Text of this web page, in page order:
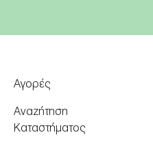
Αγορές
Αναζήτηση
Καταστήματος